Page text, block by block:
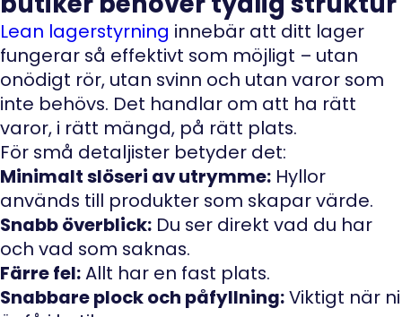
Lean lagerstyrning innebär att ditt lager
fungerar så effektivt som möjligt – utan
onödigt rör, utan svinn och utan varor som
inte behövs. Det handlar om att ha rätt
varor, i rätt mängd, på rätt plats.
För små detaljister betyder det:
Minimalt slöseri av utrymme: Hyllor
används till produkter som skapar värde.
Snabb överblick: Du ser direkt vad du har
och vad som saknas.
Färre fel:Allt har en fast plats.
Snabbare plock och påfyllning:Viktigt när ni